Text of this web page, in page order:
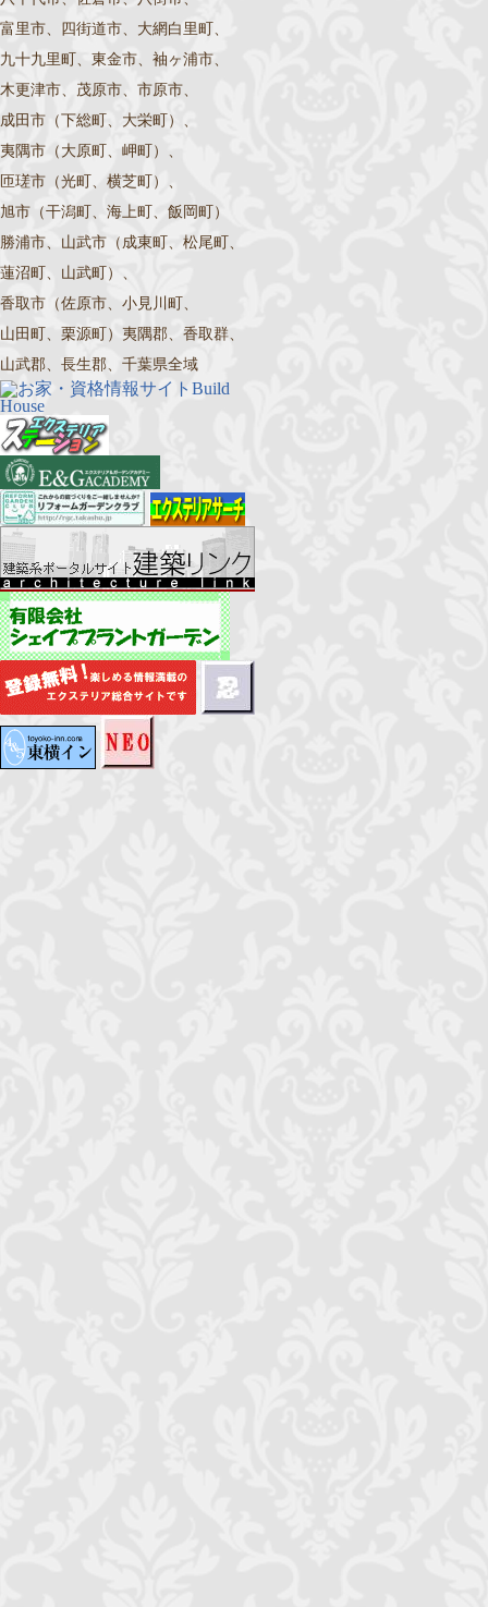
富里市、四街道市、大網白里町、
九十九里町、東金市、袖ヶ浦市、
木更津市、茂原市、市原市、
成田市（下総町、大栄町）、
夷隅市（大原町、岬町）、
匝瑳市（光町、横芝町）、
旭市（干潟町、海上町、飯岡町）
勝浦市、山武市（成東町、松尾町、
蓮沼町、山武町）、
香取市（佐原市、小見川町、
山田町、栗源町）夷隅郡、香取群、
山武郡、長生郡、千葉県全域